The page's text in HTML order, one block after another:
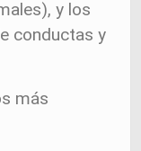
y los
conductas y
más